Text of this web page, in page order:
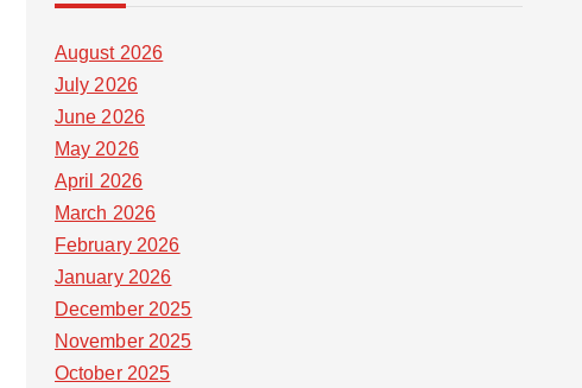
August 2026
July 2026
June 2026
May 2026
April 2026
March 2026
February 2026
January 2026
December 2025
November 2025
October 2025